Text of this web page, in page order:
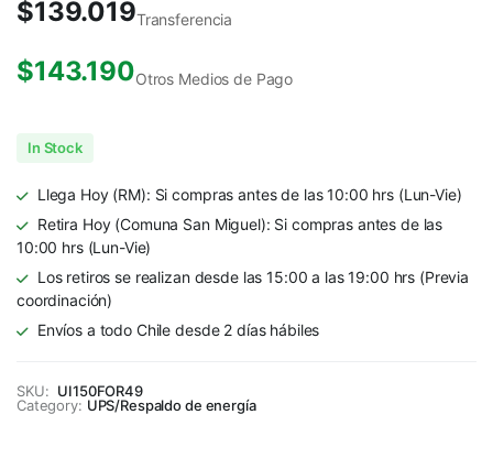
$139.019Transferencia
$143.190Otros Medios de Pago
In Stock
Llega Hoy (RM): Si compras antes de las 10:00 hrs (Lun-Vie)
Retira Hoy (Comuna San Miguel): Si compras antes de las
10:00 hrs (Lun-Vie)
Los retiros se realizan desde las 15:00 a las 19:00 hrs (Previa
coordinación)
Envíos a todo Chile desde 2 días hábiles
SKU: UI150FOR49
Category: UPS/Respaldo de energía